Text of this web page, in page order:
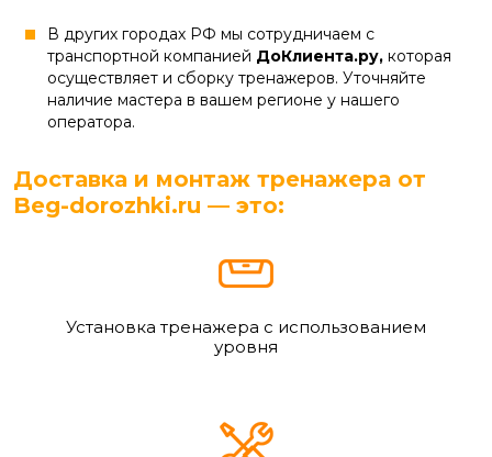
В других городах РФ мы сотрудничаем с
транспортной компанией ДоКлиента.ру, которая
осуществляет и сборку тренажеров. Уточняйте
наличие мастера в вашем регионе у нашего
оператора.
Доставка и монтаж тренажера от
Beg-dorozhki.ru — это:
Установка тренажера с использованием
уровня